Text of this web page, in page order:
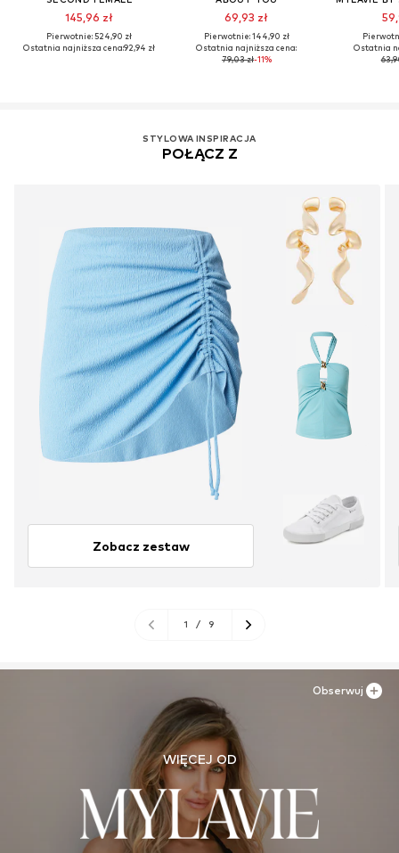
145,96 zł
Pierwotnie: 524,90 zł
Ostatnia najniższa cena:92,94 zł
69,93 zł
Pierwotnie: 144,90 zł
Ostatnia najniższa cena:
79,03 zł-11%
Ostatnia
STYLOWA INSPIRACJA
POŁĄCZ Z
Zobacz zestaw
1 / 9
WIĘCEJ OD
Obserwuj